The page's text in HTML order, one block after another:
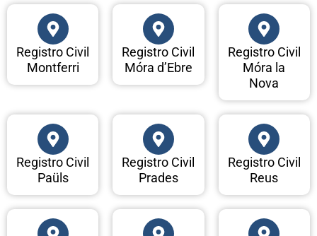
Registro Civil
Montferri
Registro Civil
Móra d’Ebre
Registro Civil
Móra la
Nova
Registro Civil
Paüls
Registro Civil
Prades
Registro Civil
Reus